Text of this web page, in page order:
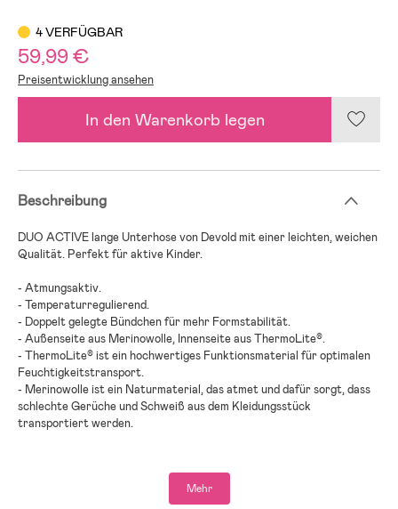
4 VERFÜGBAR
59,99 €
Preisentwicklung ansehen
In den Warenkorb legen
Beschreibung
DUO ACTIVE lange Unterhose von Devold mit einer leichten, weichen
Qualität. Perfekt für aktive Kinder.
- Atmungsaktiv.
- Temperaturregulierend.
- Doppelt gelegte Bündchen für mehr Formstabilität.
- Außenseite aus Merinowolle, Innenseite aus ThermoLite®.
- ThermoLite® ist ein hochwertiges Funktionsmaterial für optimalen
Feuchtigkeitstransport.
- Merinowolle ist ein Naturmaterial, das atmet und dafür sorgt, dass
schlechte Gerüche und Schweiß aus dem Kleidungsstück
transportiert werden.
Mehr